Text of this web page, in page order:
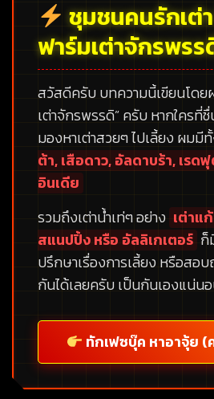
ชุมชนคนรักเต่
ฟาร์มเต่าจักรพรร
สวัสดีครับ บทความนี้เขียนโดย
เต่าจักรพรรดิ”ครับ หากใครที่
มองหาเต่าสวยๆ ไปเลี้ยง ผมมี
ต้า, เสือดาว, อัลดาบร้า, เรด
อินเดีย
รวมถึงเต่าน้ำเท่ๆ อย่าง เต่าแ
สแนปปิ้ง หรือ อัลลิเกเตอร์ ก็
ปรึกษาเรื่องการเลี้ยง หรือสอ
กันได้เลยครับ เป็นกันเองแน่น
ทักเฟซบุ๊ค หาอาจุ้ย (